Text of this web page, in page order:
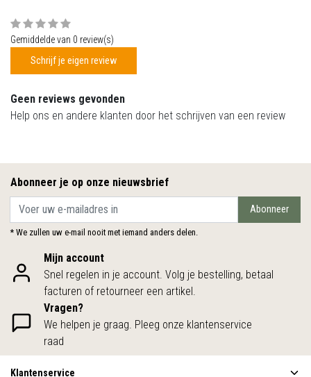
Gemiddelde van 0 review(s)
Schrijf je eigen review
Geen reviews gevonden
Help ons en andere klanten door het schrijven van een review
Abonneer je op onze nieuwsbrief
Abonneer
* We zullen uw e-mail nooit met iemand anders delen.
Mijn account
Snel regelen in je account. Volg je bestelling, betaal
facturen of retourneer een artikel.
Vragen?
We helpen je graag. Pleeg onze klantenservice
raad
Klantenservice